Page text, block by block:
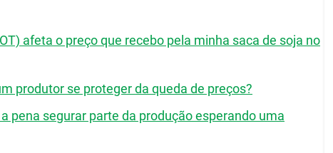
afeta o preço que recebo pela minha saca de soja no
produtor se proteger da queda de preços?
pena segurar parte da produção esperando uma